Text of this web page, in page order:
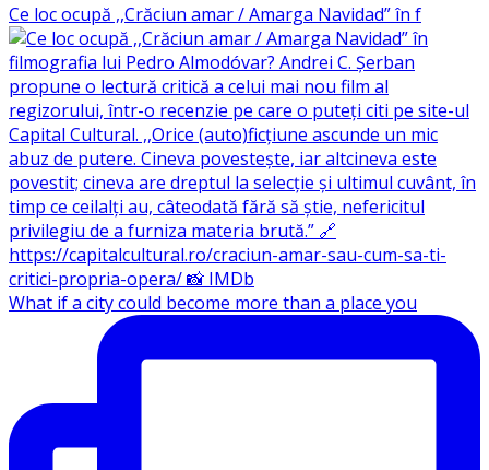
Ce loc ocupă ,,Crăciun amar / Amarga Navidad” în f
What if a city could become more than a place you